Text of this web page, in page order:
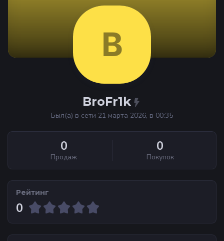
B
BroFr1k
Был(а) в сети 21 марта 2026, в 00:35
0
Продаж
0
Покупок
Рейтинг
0